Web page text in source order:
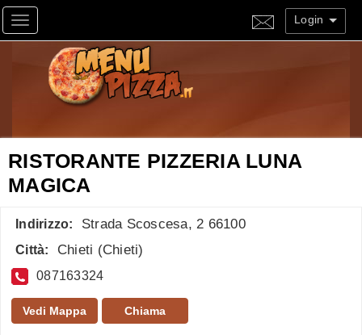
Toggle navigation Login
RISTORANTE PIZZERIA LUNA
MAGICA
Indirizzo: Strada Scoscesa, 2 66100
Città: Chieti (Chieti)
087163324
Vedi Mappa Chiama